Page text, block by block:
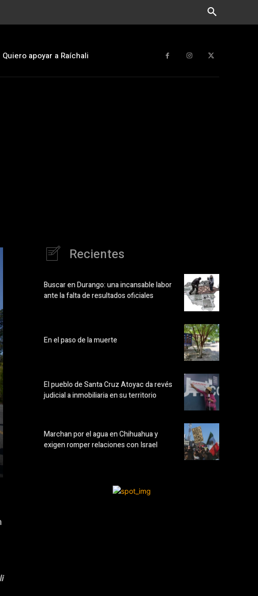
Quiero apoyar a Raíchali
Recientes
Buscar en Durango: una incansable labor
ante la falta de resultados oficiales
En el paso de la muerte
El pueblo de Santa Cruz Atoyac da revés
judicial a inmobiliaria en su territorio
Marchan por el agua en Chihuahua y
exigen romper relaciones con Israel